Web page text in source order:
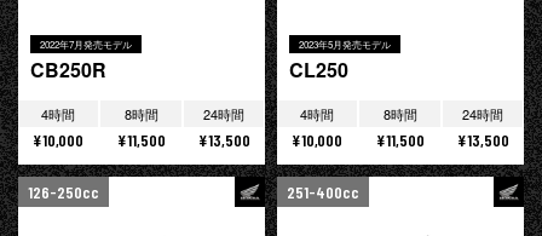
2022年7月発売モデル
CB250R
4時間
¥10,000
8時間
¥11,500
24時間
¥13,500
2023年5月発売モデル
CL250
4時間
¥10,000
8時間
¥11,500
24時間
¥13,500
126-250cc 251-400cc